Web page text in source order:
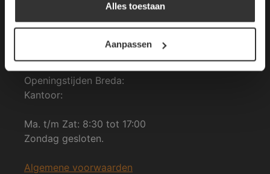
Alles toestaan
Aanpassen
tel: 076-3030554
E-mail: info@vdh-vd.nl
Openingstijden Breda:
Kantoor:
Ma. t/m Zat: 8:30 tot 17:00
Zondag gesloten.
Algemene voorwaarden
DETAILS WEERGEVEN